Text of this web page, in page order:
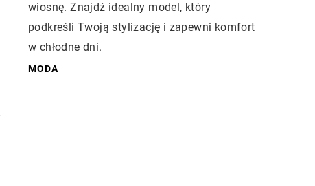
wiosnę. Znajdź idealny model, który
podkreśli Twoją stylizację i zapewni komfort
w chłodne dni.
MODA